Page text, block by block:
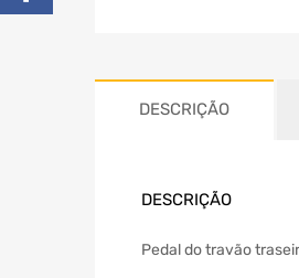
DESCRIÇÃO
DESCRIÇÃO
Pedal do travão